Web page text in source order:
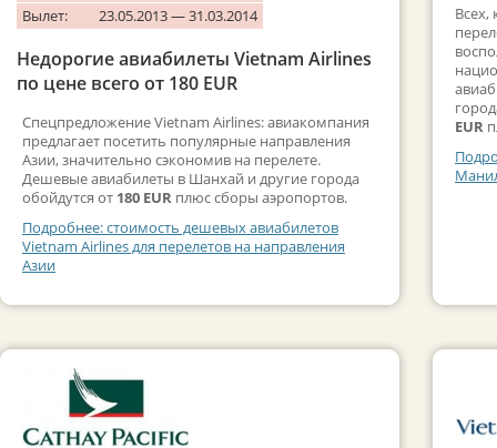
Вылет:
23.05.2013 — 31.03.2014
Недорогие авиабилеты Vietnam Airlines
по цене всего от 180 EUR
Спецпредложение Vietnam Airlines: авиакомпания
предлагает посетить популярные направления
Азии, значительно сэкономив на перелете.
Дешевые авиабилеты в Шанхай и другие города
обойдутся от 180 EUR плюс сборы аэропортов.
Подробнее: стоимость дешевых авиабилетов
Vietnam Airlines для перелетов на направления
Азии
Всех,
EUR